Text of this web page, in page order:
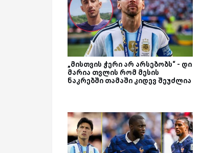
„მისთვის ჭერი არ არსებობს“ - დი
მარია თვლის რომ მესის
ნაკრებში თამაში კიდევ შეუძლია